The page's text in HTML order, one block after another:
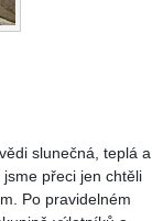
slunečná, teplá a
přeci jen chtěli
Po pravidelném